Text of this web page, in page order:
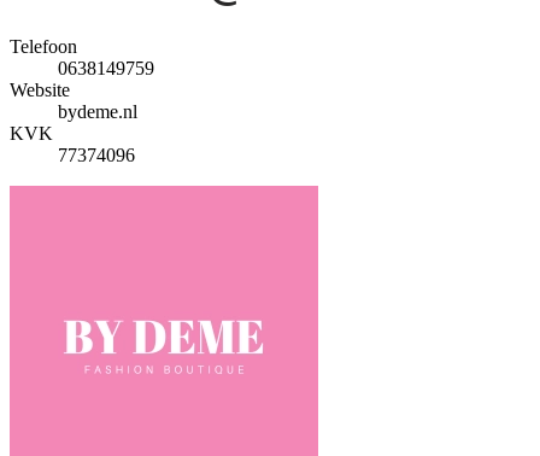
Telefoon
0638149759
Website
bydeme.nl
KVK
77374096